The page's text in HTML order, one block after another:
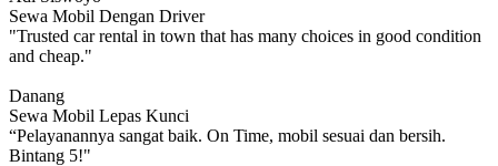
Sewa Mobil Dengan Driver
"Trusted car rental in town that has many choices in good condition
and cheap."
Danang
Sewa Mobil Lepas Kunci
“Pelayanannya sangat baik. On Time, mobil sesuai dan bersih.
Bintang 5!"